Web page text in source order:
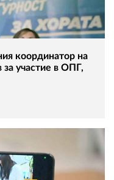
координатор на
участие в ОПГ,